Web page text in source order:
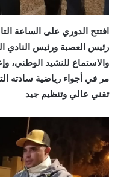
افتتح الدوري على الساعة
رئيس العصبة ورئيس النادي
والاستماع للنشيد الوطني،
مر في أجواء رياضية سادته
تقني عالي وتنظيم جيد